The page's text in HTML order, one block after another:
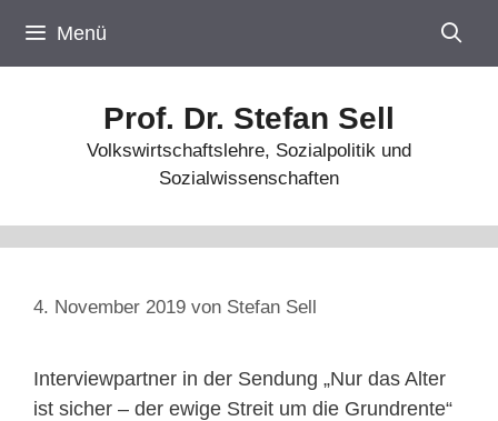
Inhalt
springen
Menü
Prof. Dr. Stefan Sell
Volkswirtschaftslehre, Sozialpolitik und
Sozialwissenschaften
4. November 2019 von Stefan Sell
Interviewpartner in der Sendung „Nur das Alter
ist sicher – der ewige Streit um die Grundrente“